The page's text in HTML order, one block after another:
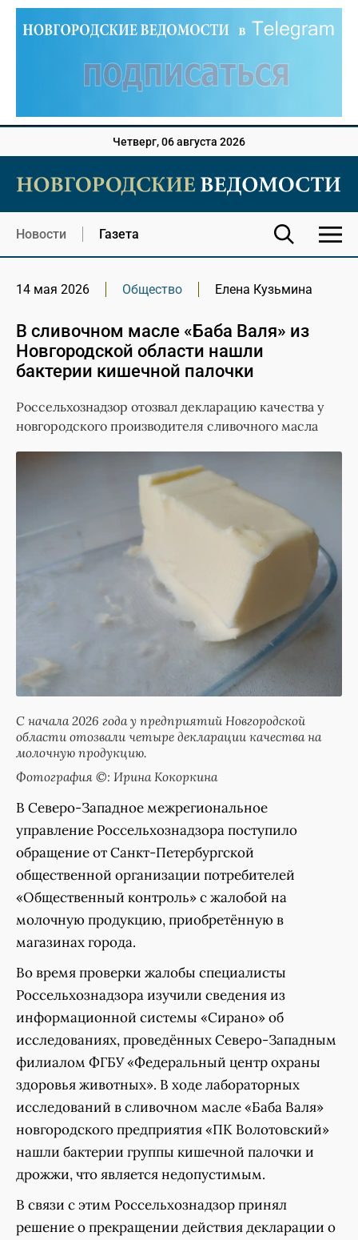
Четверг, 06 августа 2026
Новости Газета
14 мая 2026 Общество Елена Кузьмина
В сливочном масле «Баба Валя» из
Новгородской области нашли
бактерии кишечной палочки
Россельхознадзор отозвал декларацию качества у
новгородского производителя сливочного масла
С начала 2026 года у предприятий Новгородской
области отозвали четыре декларации качества на
молочную продукцию.
Фотография ©: Ирина Кокоркина
В Северо-Западное межрегиональное
управление Россельхознадзора поступило
обращение от Санкт-Петербургской
общественной организации потребителей
«Общественный контроль» с жалобой на
молочную продукцию, приобретённую в
магазинах города.
Во время проверки жалобы специалисты
Россельхознадзора изучили сведения из
информационной системы «Сирано» об
исследованиях, проведённых Северо-Западным
филиалом ФГБУ «Федеральный центр охраны
здоровья животных». В ходе лабораторных
исследований в сливочном масле «Баба Валя»
новгородского предприятия «ПК Волотовский»
нашли бактерии группы кишечной палочки и
дрожжи, что является недопустимым.
В связи с этим Россельхознадзор принял
решение о прекращении действия декларации о